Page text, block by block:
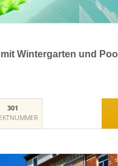
Wintergarten und Pool
301